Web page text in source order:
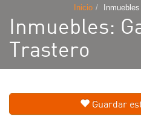
Inicio Inmuebles
Inmuebles:
Trastero
Guardar